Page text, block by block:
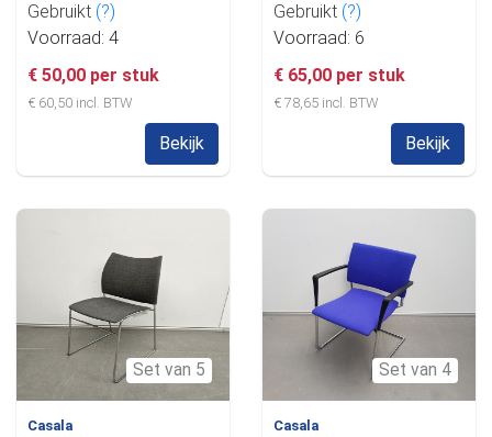
Gebruikt (?)
Voorraad: 4
€ 50,00 per stuk
€ 60,50 incl. BTW
Bekijk
Gebruikt (?)
Voorraad: 6
€ 65,00 per stuk
€ 78,65 incl. BTW
Bekijk
Set van 5
Casala
Set van 4
Casala